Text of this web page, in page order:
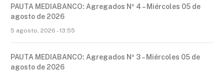
PAUTA MEDIABANCO: Agregados Nº 4 – Miércoles 05 de
agosto de 2026
5 agosto, 2026 - 13:55
PAUTA MEDIABANCO: Agregados Nº 3 – Miércoles 05 de
agosto de 2026